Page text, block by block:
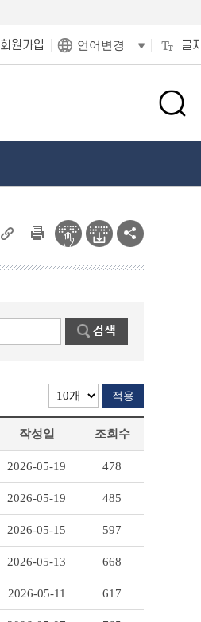
회원가입 언어변경 글
검
창
적용
작성일 조회수
2026-05-19 478
2026-05-19 485
2026-05-15 597
2026-05-13 668
2026-05-11 617